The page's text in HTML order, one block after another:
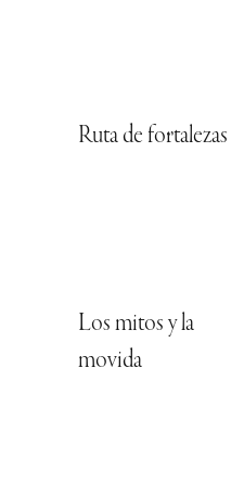
Ruta de fortalezas
Los mitos y la
movida